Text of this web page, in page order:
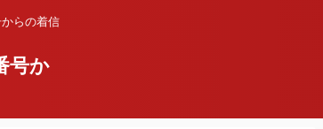
らの着信
号か